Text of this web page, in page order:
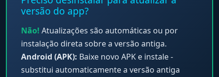
versão do app?
Não! Atualizações são automáticas ou por
instalação direta sobre a versão antiga.
Android (APK): Baixe novo APK e instale -
substitui automaticamente a versão antiga